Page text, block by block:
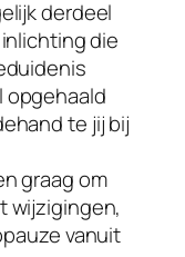
derdeel
die
opgehaald
te jij bij
graag om
wijzigingen,
vanuit